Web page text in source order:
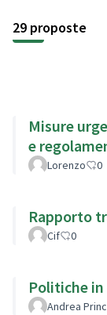
29 proposte
Misure
e
Lorenzo 0
Rapporto
Cif 0
Politiche
Andrea